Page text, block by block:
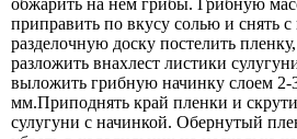
приправить по вкусу солью и снять
разделочную доску постелить
разложить внахлест листики
выложить грибную начинку слоем 2-
мм.Приподнять край пленки и
сулугуни с начинкой. Обернутый